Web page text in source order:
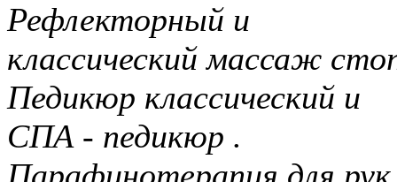
Рефлекторный и
классический массаж
Педикюр классический и
СПА - педикюр .